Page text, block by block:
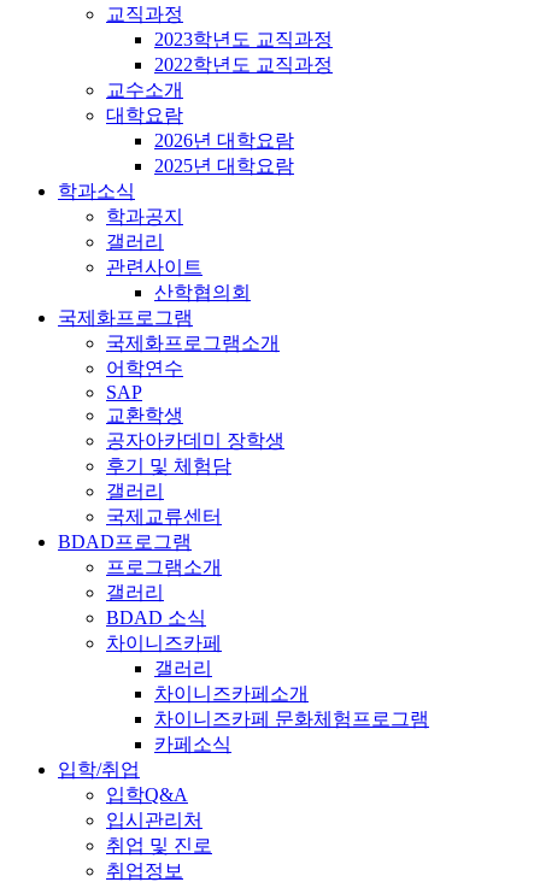
교직과정
2023학년도 교직과정
2022학년도 교직과정
교수소개
대학요람
2026년 대학요람
2025년 대학요람
학과소식
학과공지
갤러리
관련사이트
산학협의회
국제화프로그램
국제화프로그램소개
어학연수
SAP
교환학생
공자아카데미 장학생
후기 및 체험담
갤러리
국제교류센터
BDAD프로그램
프로그램소개
갤러리
BDAD 소식
차이니즈카페
갤러리
차이니즈카페소개
차이니즈카페 문화체험프로그램
카페소식
입학/취업
입학Q&A
입시관리처
취업 및 진로
취업정보